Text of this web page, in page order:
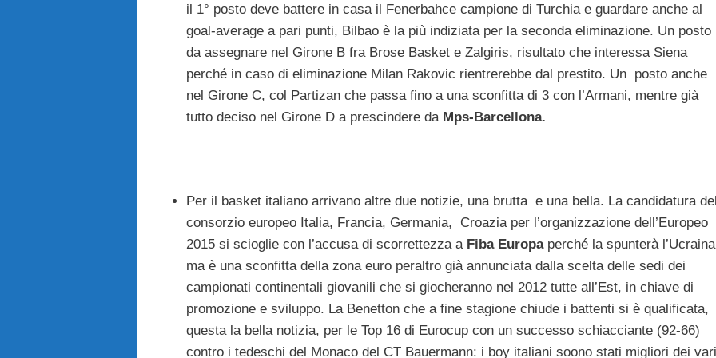
il 1° posto deve battere in casa il Fenerbahce campione di Turchia e guardare anche al
goal-average a pari punti, Bilbao è la più indiziata per la seconda eliminazione. Un posto
da assegnare nel Girone B fra Brose Basket e Zalgiris, risultato che interessa Siena
perché in caso di eliminazione Milan Rakovic rientrerebbe dal prestito. Un posto anche
nel Girone C, col Partizan che passa fino a una sconfitta di 3 con l’Armani, mentre già
tutto deciso nel Girone D a prescindere daMps-Barcellona.
Per il basket italiano arrivano altre due notizie, una brutta e una bella. La candidatura del
consorzio europeo Italia, Francia, Germania, Croazia per l’organizzazione dell’Europeo
2015 si scioglie con l’accusa di scorrettezza a Fiba Europaperché la spunterà
ma è una sconfitta della zona euro peraltro già annunciata dalla scelta delle sedi dei
campionati continentali giovanili che si giocheranno nel 2012 tutte all’Est, in chiave di
promozione e sviluppo. La Benetton che a fine stagione chiude i battenti si è qualificata,
questa la bella notizia, per le Top 16 di Eurocup con un successo schiacciante (92-66)
contro i tedeschi del Monaco del CT Bauermann: i boy italiani soono stati migliori dei vari